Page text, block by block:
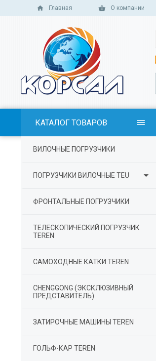
Главная О компании
КАТАЛОГ ТОВАРОВ
ВИЛОЧНЫЕ ПОГРУЗЧИКИ
ПОГРУЗЧИКИ ВИЛОЧНЫЕ TEU 
ФРОНТАЛЬНЫЕ ПОГРУЗЧИКИ
ТЕЛЕСКОПИЧЕСКИЙ ПОГРУЗЧИК
TEREN
САМОХОДНЫЕ КАТКИ TEREN
СHENGGONG (ЭКСКЛЮЗИВНЫЙ
ПРЕДСТАВИТЕЛЬ)
ЗАТИРОЧНЫЕ МАШИНЫ TEREN
ГОЛЬФ-КАР TEREN